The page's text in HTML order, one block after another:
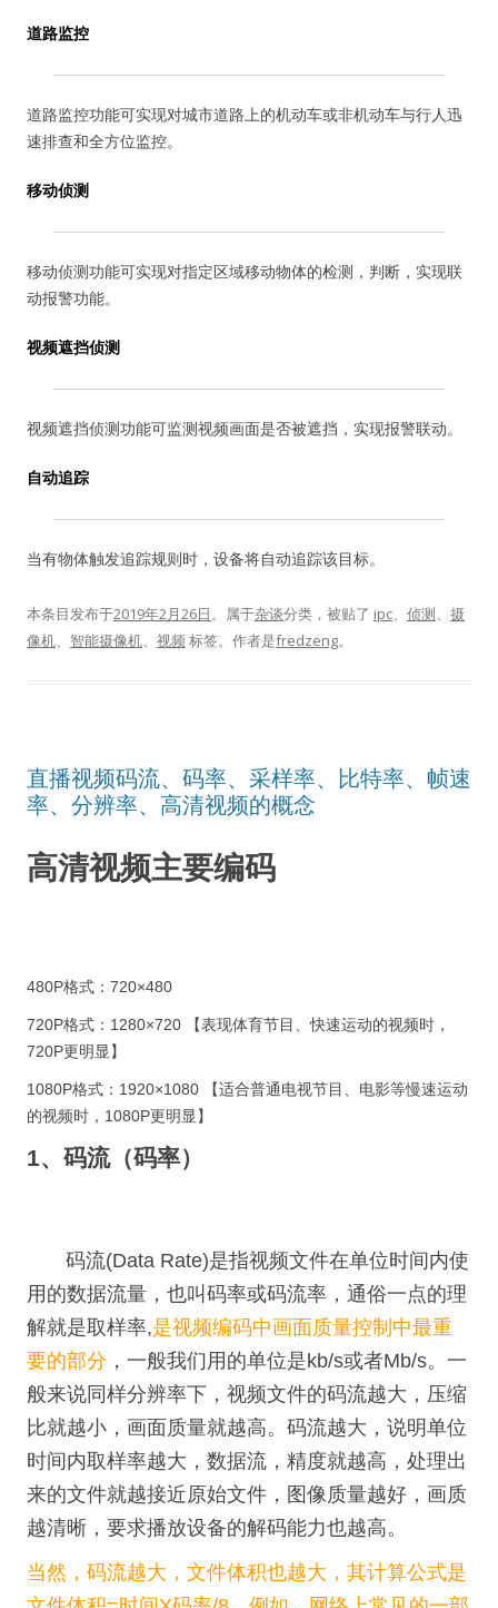
道路监控
道路监控功能可实现对城市道路上的机动车或非机动车与行人迅
速排查和全方位监控。
移动侦测
移动侦测功能可实现对指定区域移动物体的检测，判断，实现联
动报警功能。
视频遮挡侦测
视频遮挡侦测功能可监测视频画面是否被遮挡，实现报警联动。
自动追踪
当有物体触发追踪规则时，设备将自动追踪该目标。
本条目发布于2019年2月26日。属于杂谈分类，被贴了 ipc、 侦测、 摄
像机、 智能摄像机、 视频标签。 作者是fredzeng。
直播视频码流、码率、采样率、比特率、帧速
率、分辨率、高清视频的概念
高清视频主要编码
480P格式：720×480
720P格式：1280×720 【表现体育节目、快速运动的视频时，
720P更明显】
1080P格式：1920×1080 【适合普通电视节目、电影等慢速运动
的视频时，1080P更明显】
1、码流（码率）
码流(Data Rate)是指视频文件在单位时间内使
用的数据流量，也叫码率或码流率，通俗一点的理
解就是取样率,是视频编码中画面质量控制中最重
要的部分 ，一般我们用的单位是kb/s或者Mb/s。一
般来说同样分辨率下，视频文件的码流越大，压缩
比就越小，画面质量就越高。码流越大，说明单位
时间内取样率越大，数据流，精度就越高，处理出
来的文件就越接近原始文件，图像质量越好，画质
越清晰，要求播放设备的解码能力也越高。
当然，码流越大，文件体积也越大，其计算公式是